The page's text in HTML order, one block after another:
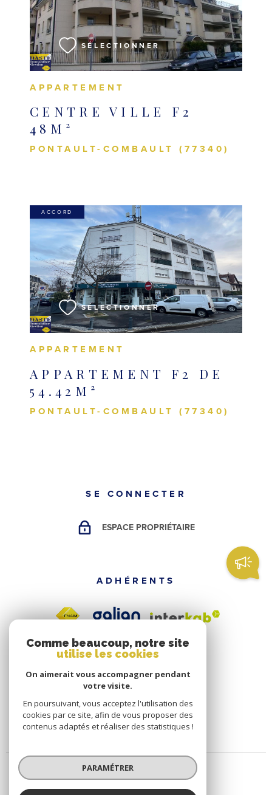
APPARTEMENT
CENTRE VILLE F2
48M²
PONTAULT-COMBAULT (77340)
SÉLECTIONNER
VOIR LE BIEN
APPARTEMENT
APPARTEMENT F2 DE
54.42M²
PONTAULT-COMBAULT (77340)
ACCORD
SÉLECTIONNER
VOIR LE BIEN
SE CONNECTER
ESPACE PROPRIÉTAIRE
ADHÉRENTS
Comme beaucoup, notre site
utilise les cookies
On aimerait vous accompagner pendant
votre visite.
En poursuivant, vous acceptez l'utilisation des
cookies par ce site, afin de vous proposer des
contenus adaptés et réaliser des statistiques !
PARAMÉTRER